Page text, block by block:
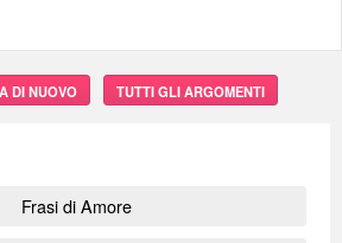
DI NUOVO TUTTI GLI ARGOMENTI
Frasi di Amore